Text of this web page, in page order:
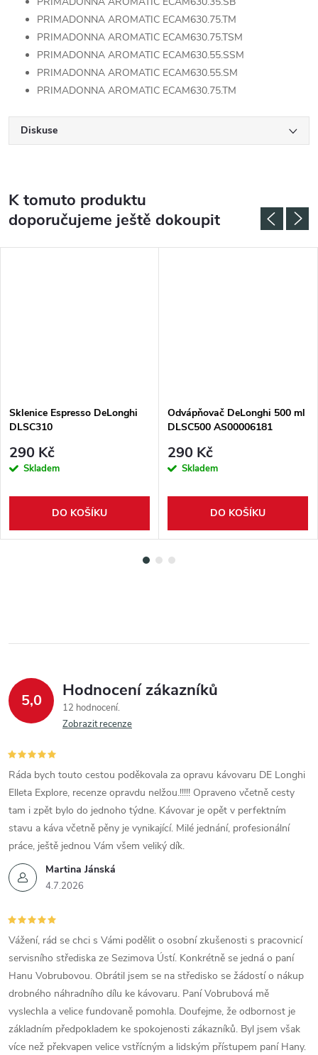
PRIMADONNA AROMATIC ECAM630.75.TM
PRIMADONNA AROMATIC ECAM630.75.TSM
PRIMADONNA AROMATIC ECAM630.55.SSM
PRIMADONNA AROMATIC ECAM630.55.SM
PRIMADONNA AROMATIC ECAM630.75.TM
Diskuse
K tomuto produktu
doporučujeme ještě dokoupit
Sklenice Espresso DeLonghi
DLSC310
290 Kč
Skladem
DO KOŠÍKU
Odvápňovač DeLonghi 500 ml
DLSC500 AS00006181
290 Kč
Skladem
DO KOŠÍKU
5,0 Hodnocení zákazníků
12 hodnocení
Zobrazit recenze
Martina Jánská
4.7.2026
Ráda bych touto cestou poděkovala za opravu kávovaru DE Longhi
Elleta Explore, recenze opravdu nelžou.!!!!! Opraveno včetně cesty
tam i zpět bylo do jednoho týdne. Kávovar je opět v perfektním
stavu a káva včetně pěny je vynikající. Milé jednání, profesionální
práce, ještě jednou Vám všem veliký dík.
Vážení, rád se chci s Vámi podělit o osobní zkušenosti s pracovnicí
servisního střediska ze Sezimova Ústí. Konkrétně se jedná o paní
Hanu Vobrubovou. Obrátil jsem se na středisko se žádostí o nákup
drobného náhradního dílu ke kávovaru. Paní Vobrubová mě
vyslechla a velice fundovaně pomohla. Doufejme, že odbornost je
základním předpokladem ke spokojenosti zákazníků. Byl jsem však
více než překvapen velice vstřícným a lidským přístupem paní Hany.